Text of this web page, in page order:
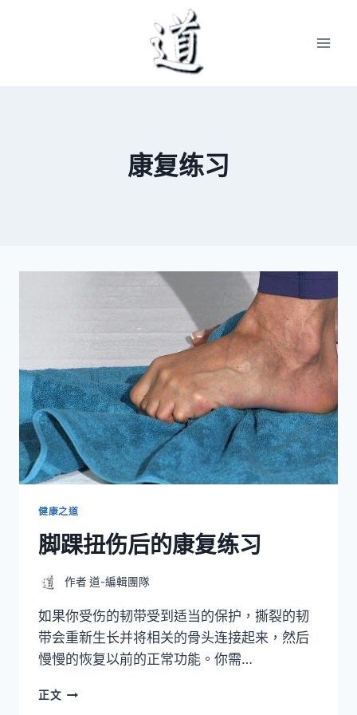
康复练习
健康之道
脚踝扭伤后的康复练习
作者 道-編輯團隊
如果你受伤的韧带受到适当的保护，撕裂的韧
带会重新生长并将相关的骨头连接起来，然后
慢慢的恢复以前的正常功能。你需…
正文脚